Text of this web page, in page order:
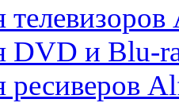
DVD и Blu-
ресиверов